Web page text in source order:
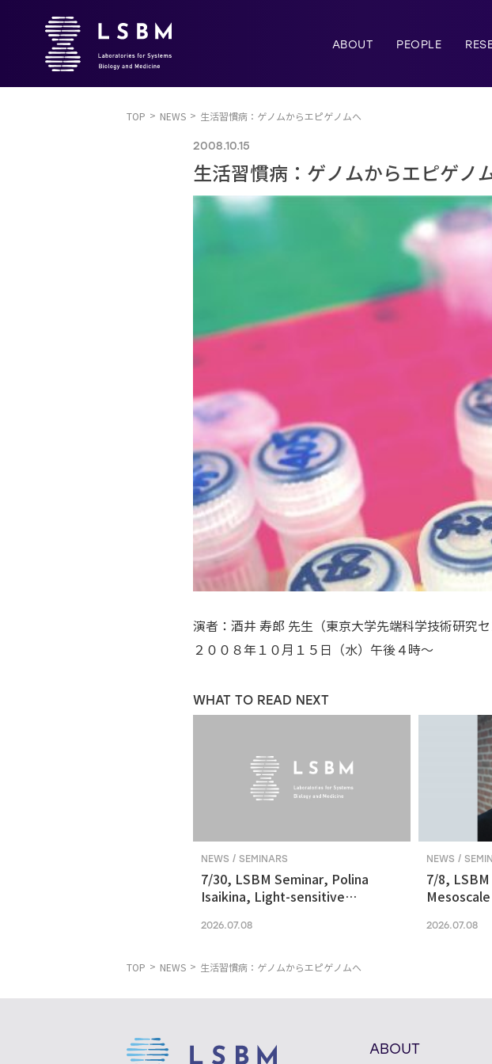
ABOUT PEOPLE
TOP NEWS 生活習慣病：ゲノムからエピゲノムへ
2008.10.15
生活習慣病：ゲノムからエピゲノ
演者：酒井 寿郎 先生（東京大学先端科学技術研究
２００８年１０月１５日（水）午後４時～
WHAT TO READ NEXT
NEWS / SEMINARS
7/30, LSBM Seminar, Polina
Isaikina, Light-sensitive
Optogenetics
2026.07.08
NEWS /
7/8,
nanoscale
2026.07.08
TOP NEWS 生活習慣病：ゲノムからエピゲノムへ
ABOUT